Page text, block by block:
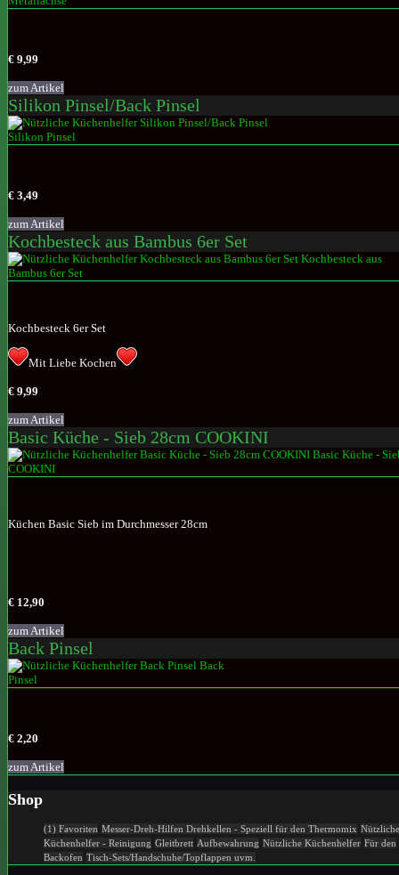
€ 9,99
zum Artikel
Silikon Pinsel/Back Pinsel
€ 3,49
zum Artikel
Kochbesteck aus Bambus 6er Set
Kochbesteck 6er Set
Mit Liebe Kochen
€ 9,99
zum Artikel
Basic Küche - Sieb 28cm COOKINI
Küchen Basic Sieb im Durchmesser 28cm
€ 12,90
zum Artikel
Back Pinsel
€ 2,20
zum Artikel
Shop
(1) Favoriten Messer-Dreh-Hilfen Drehkellen - Speziell für den Thermomix Nützliche
Küchenhelfer - Reinigung Gleitbrett Aufbewahrung Nützliche Küchenhelfer Für den
Backofen Tisch-Sets/Handschuhe/Topflappen uvm.